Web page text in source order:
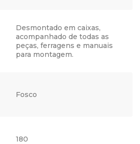
Desmontado em caixas,
acompanhado de todas as
peças, ferragens e manuais
para montagem.
Fosco
180